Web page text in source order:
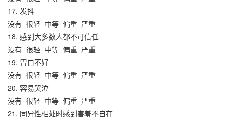
17. 发抖
没有 很轻 中等 偏重 严重
18. 感到大多数人都不可信任
没有 很轻 中等 偏重 严重
19. 胃口不好
没有 很轻 中等 偏重 严重
20. 容易哭泣
没有 很轻 中等 偏重 严重
21. 同异性相处时感到害羞不自在